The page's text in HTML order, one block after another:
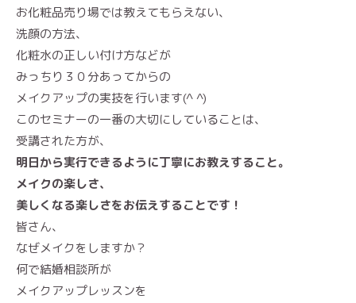
お化粧品売り場では教えてもらえない、
洗顔の方法、
化粧水の正しい付け方などが
みっちり３０分あってからの
メイクアップの実技を行います(^ ^)
このセミナーの一番の大切にしていることは、
受講された方が、
明日から実行できるように丁寧にお教えすること。
メイクの楽しさ、
美しくなる楽しさをお伝えすることです！
皆さん、
なぜメイクをしますか？
何で結婚相談所が
メイクアップレッスンを